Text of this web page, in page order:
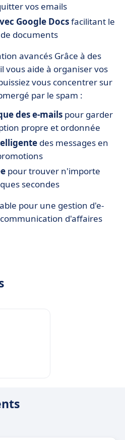
vos emails
Google Docsfacilitant le
documents
avancés Grâce à des
vous aide à organiser vos
vous concentrer sur
par le spam :
des e-mails pour garder
propre et ordonnée
des messages en
pour trouver n'importe
secondes
pour une gestion d'e-
d'affaires